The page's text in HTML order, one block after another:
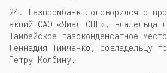
24. Газпромбанк договорился о
акций ОАО «Ямал СПГ», владельца
Тамбейское газоконденсатное
Геннадия Тимченко, совладельцу
Петру Колбину.